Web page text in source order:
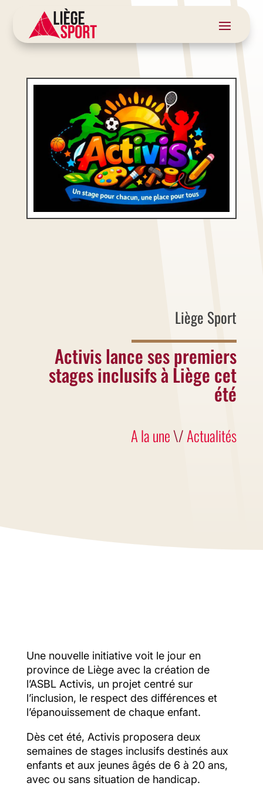
Liège Sport
Activis lance ses premiers
stages inclusifs à Liège cet
été
A la une\/Actualités
sans situation de handicap. Activis
organisera cet été deux semaines de
Une nouvelle initiative voit le jour en
province de Liège avec la création de
l’ASBL Activis, un projet centré sur
l’inclusion, le respect des différences et
l’épanouissement de chaque enfant.
Dès cet été, Activis proposera deux
semaines de stages inclusifs destinés aux
enfants et aux jeunes âgés de 6 à 20 ans,
avec ou sans situation de handicap.